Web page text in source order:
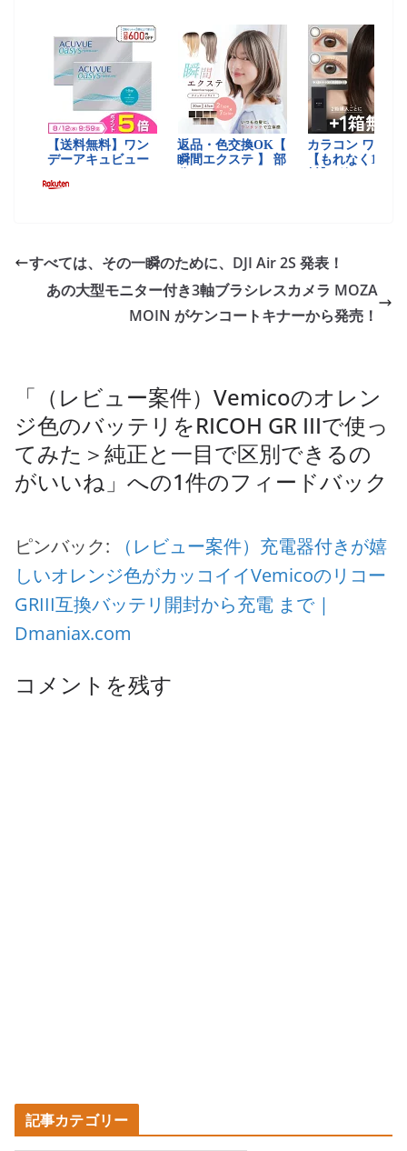
すべては、その一瞬のために、DJI Air 2S 発表！
あの大型モニター付き3軸ブラシレスカメラ MOZA
MOIN がケンコートキナーから発売！
「 （レビュー案件）Vemicoのオレン
ジ色のバッテリをRICOH GR IIIで使っ
てみた＞純正と一目で区別できるの
がいいね 」への1件のフィードバック
ピンバック:
（レビュー案件）充電器付きが嬉
しいオレンジ色がカッコイイVemicoのリコー
GRIII互換バッテリ開封から充電 まで |
Dmaniax.com
コメントを残す
記事カテゴリー